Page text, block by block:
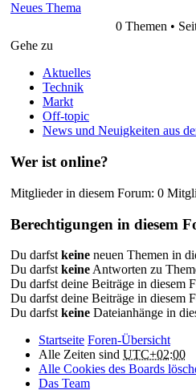
Neues Thema
0 Themen •
Gehe zu
Aktuelles
Technik
Markt
Off-topic
News und Neuigkeiten aus
Wer ist online?
Mitglieder in diesem Forum: 0
Berechtigungen in diesem
Du darfst keine neuen Themen in
Du darfst keine Antworten zu
Du darfst deine Beiträge in diesem
Du darfst deine Beiträge in diesem
Du darfst keine Dateianhänge in
Startseite Foren-Übersicht
Alle Zeiten sind UTC+02:00
Alle Cookies des Boards
Das Team